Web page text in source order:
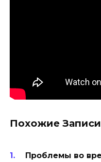
Похожие
Проблемы во